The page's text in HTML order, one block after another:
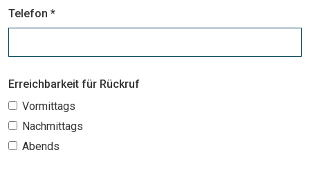
Telefon *
Erreichbarkeit für Rückruf
Vormittags
Nachmittags
Abends